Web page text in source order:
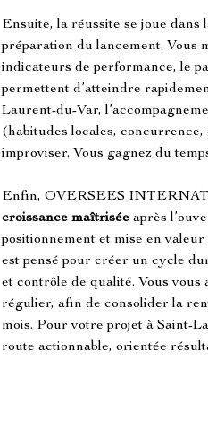
Ensuite, la réussite se joue dans
préparation du lancement. Vous
indicateurs de performance, le
permettent d’atteindre
Laurent-du-Var,
(habitudes locales,
improviser. Vous gagnez du
Enfin, OVERSEES
croissance maîtrisée après
positionnement et mise en
est pensé pour créer un cycle
et contrôle de qualité. Vous
régulier, afin de consolider la
mois. Pour votre projet à Saint-
route actionnable, orientée